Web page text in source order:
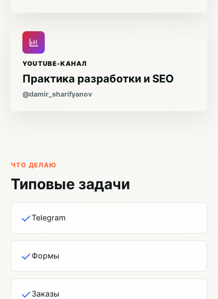
YOUTUBE-КАНАЛ
Практика разработки и SEO
@damir_sharifyanov
ЧТО ДЕЛАЮ
Типовые задачи
Telegram
Формы
Заказы